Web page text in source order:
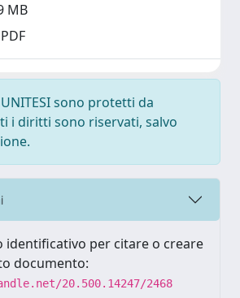
MB
sono protetti da
i diritti sono riservati, salvo
identificativo per citare o creare
documento:
20.500.14247/2468